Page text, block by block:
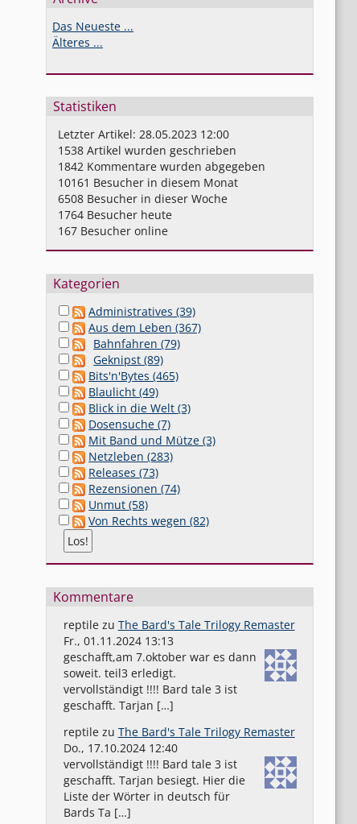
Das Neueste ...
Älteres ...
Statistiken
Letzter Artikel: 28.05.2023 12:00
1538Artikel wurden geschrieben
1842Kommentare wurden abgegeben
10161 Besucher in diesem Monat
6508Besucher in dieser Woche
1764Besucher heute
167Besucher online
Kategorien
Administratives (39)
Aus dem Leben (367)
Bahnfahren (79)
Geknipst (89)
Bits'n'Bytes (465)
Blaulicht (49)
Blick in die Welt (3)
Dosensuche (7)
Mit Band und Mütze (3)
Netzleben (283)
Releases (73)
Rezensionen (74)
Unmut (58)
Von Rechts wegen (82)
Kommentare
reptilezu The Bard's Tale Trilogy Remaster
Fr., 01.11.2024 13:13
geschafft,am 7.oktober war es dann
soweit. teil3 erledigt.
vervollständigt !!!! Bard tale 3 ist
geschafft. Tarjan […]
reptilezu The Bard's Tale Trilogy Remaster
Do., 17.10.2024 12:40
vervollständigt !!!! Bard tale 3 ist
geschafft. Tarjan besiegt. Hier die
Liste der Wörter in deutsch für
Bards Ta […]